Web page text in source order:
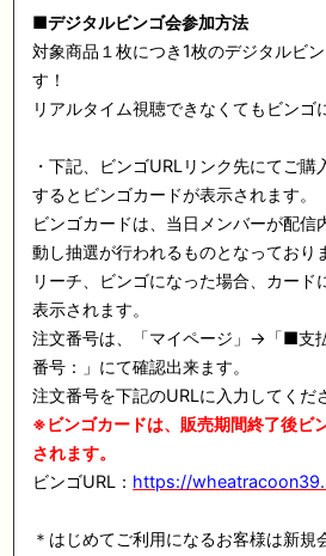
■デジタルビンゴ会参加方法
対象商品１枚につき1枚のデジタルビ
す！
リアルタイム視聴できなくてもビンゴ
・下記、ビンゴURLリンク先にてご購
するとビンゴカードが表示されます。
ビンゴカードは、当日メンバーが配信
動し抽選が行われるものとなっており
リーチ、ビンゴになった場合、カード
表示されます。
注文番号は、「マイページ」→「■支
番号：」にて確認出来ます。
注文番号を下記のURLに入力してくだ
※ビンゴカードは、販売期間終了後ビ
されます。
ビンゴURL： https://
＊はじめてご利用になるお客様は新規